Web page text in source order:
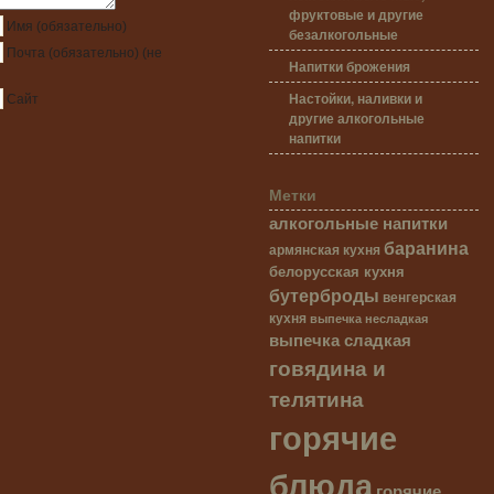
Имя (обязательно)
Почта (обязательно) (не
Сайт
фруктовые и другие
безалкогольные
Напитки брожения
Настойки, наливки и
другие алкогольные
напитки
Метки
алкогольные напитки
армянская кухня баранина
белорусская кухня
бутерброды венгерская
кухня выпечка несладкая
выпечка сладкая
говядина и
телятина
горячие
блюда